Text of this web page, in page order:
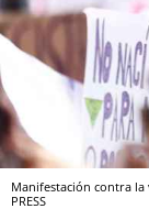
Manifestación contra la
PRESS